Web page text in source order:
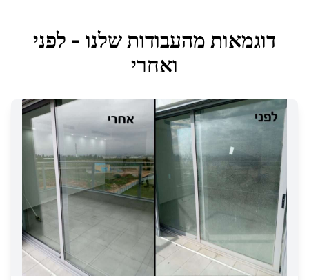
דוגמאות מהעבודות שלנו - לפני
ואחרי